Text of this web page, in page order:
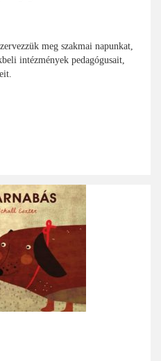
meg szakmai napunkat,
intézmények pedagógusait,